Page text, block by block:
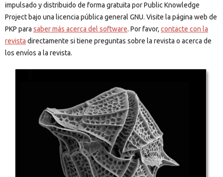
impulsado y distribuido de forma gratuita por Public Knowledge
Project bajo una licencia pública general GNU. Visite la página web de
PKP para saber más acerca del software. Por favor, contacte con la
revista directamente si tiene preguntas sobre la revista o acerca de
los envíos a la revista.